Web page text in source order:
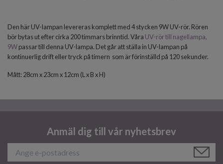
Den här UV-lampan levereras komplett med 4 stycken 9W UV-rör. Rören
bör bytas ut efter cirka 200 timmars brinntid. Våra UV-rör till nagellampa,
9Wpassar till denna UV-lampa. Det går att ställa in UV-lampan på
kontinuerlig drift eller tryck på timern som är förinställd på 120 sekunder.
Mått: 28cm x 23cm x 12cm (L x B x H)
Anmäl dig till vår nyhetsbrev